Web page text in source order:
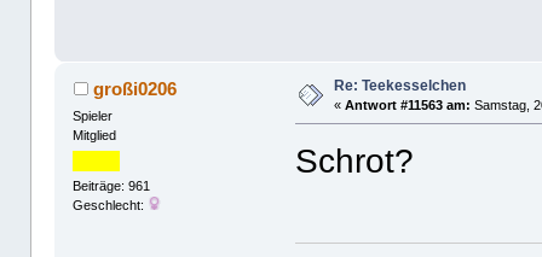
großi0206
Spieler
Mitglied
Beiträge: 961
Geschlecht:
Re: Teekesselchen
«Antwort #11563 am: Samstag,
Schrot?